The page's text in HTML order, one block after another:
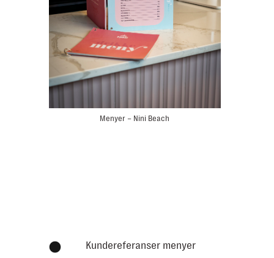
Menyer – Nini Beach
Kundereferanser menyer